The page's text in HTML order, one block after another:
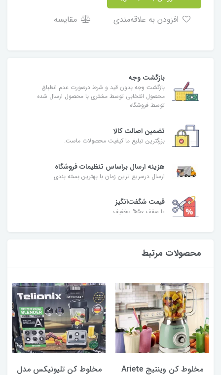
مقایسه
بازگشت وجه
بازگشت وجه بدون قید و شرط درصورت عدم انطباق
محصول انتخابی توسط مشتری با محصول ارسال شده
توسط فروشگاه
تضمین اصالت کالا
بزرگترین تبلیغ ما کیفیت محصولات ماست.
هزینه ارسال براساس تنظیمات فروشگاه
ارسال درسریع ترین زمان با بهترین بسته بندی
قیمت شگفت‌انگیز
تا سقف 50% تخفیف
محصولات مرتبط
مخلوط کن وینتیج Ariete مخلوط کن تلیونیکس مدل